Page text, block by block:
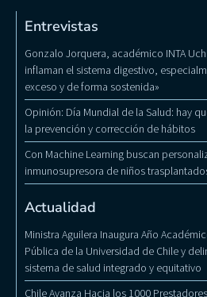
Entrevistas
Gonzalo Jorquera, académico INTA
inflaman el sistema digestivo,
exceso y de forma sostenida»
Opinión: Día Mundial de la Salud: hay
la prevención y corrección de hábitos
Con Machine Learning buscan
inmunosupresora de niños
Actualidad
Ministra Aguilera Inaugura Año
Pública de la Universidad de Chile y
sistema de salud integrado y equitativo
Chile Avanza Hacia los 1000